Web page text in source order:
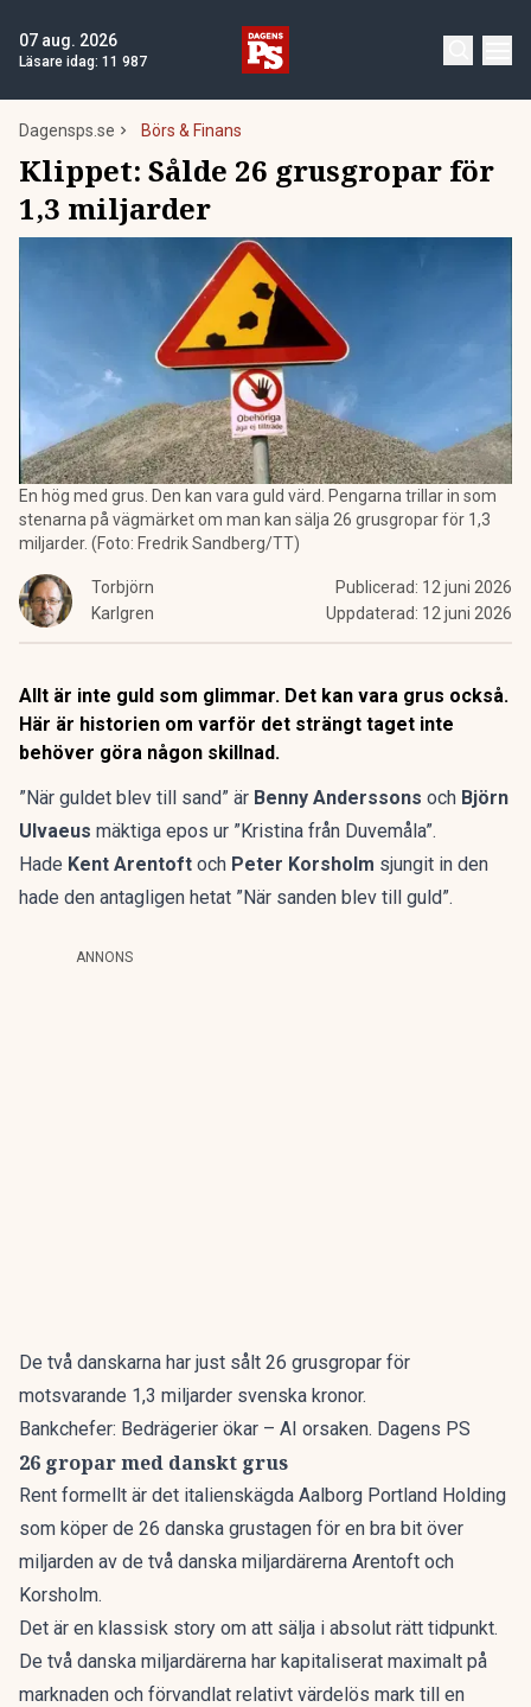
07 aug. 2026
Läsare idag: 11 987
Dagensps.se Börs & Finans
Klippet: Sålde 26 grusgropar för
1,3 miljarder
En hög med grus. Den kan vara guld värd. Pengarna trillar in som
stenarna på vägmärket om man kan sälja 26 grusgropar för 1,3
miljarder. (Foto: Fredrik Sandberg/TT)
Torbjörn
Karlgren
Publicerad: 12 juni 2026
Uppdaterad: 12 juni 2026
Allt är inte guld som glimmar. Det kan vara grus också.
Här är historien om varför det strängt taget inte
behöver göra någon skillnad.
”När guldet blev till sand” är Benny Anderssons och Björn
Ulvaeus mäktiga epos ur ”Kristina från Duvemåla”.
Hade Kent Arentoft och Peter Korsholm sjungit in den
hade den antagligen hetat ”När sanden blev till guld”.
ANNONS
De två danskarna har just sålt 26 grusgropar för
motsvarande 1,3 miljarder svenska kronor.
Bankchefer: Bedrägerier ökar – AI orsaken. Dagens PS
26 gropar med danskt grus
Rent formellt är det italienskägda Aalborg Portland Holding
som köper de 26 danska grustagen för en bra bit över
miljarden av de två danska miljardärerna Arentoft och
Korsholm.
Det är en klassisk story om att sälja i absolut rätt tidpunkt.
De två danska miljardärerna har kapitaliserat maximalt på
marknaden och förvandlat relativt värdelös mark till en